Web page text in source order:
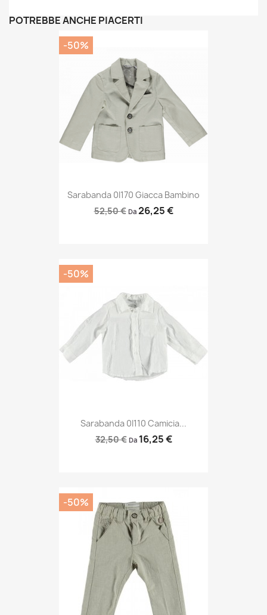
POTREBBE ANCHE PIACERTI
Sarabanda 0I170 Giacca Bambino
52,50 € Da 26,25 €
-50%
Sarabanda 0I110 Camicia...
32,50 € Da 16,25 €
-50%
-50%